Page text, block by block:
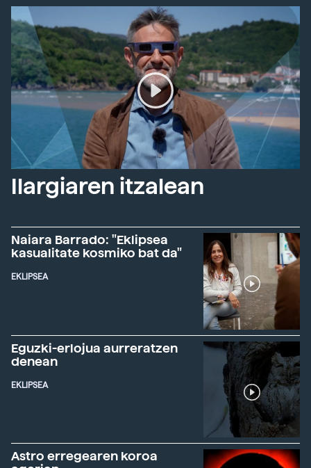
Ilargiaren itzalean
Naiara Barrado: "Eklipsea
kasualitate kosmiko bat da"
EKLIPSEA
Eguzki-erlojua aurreratzen
denean
EKLIPSEA
Astro erregearen koroa